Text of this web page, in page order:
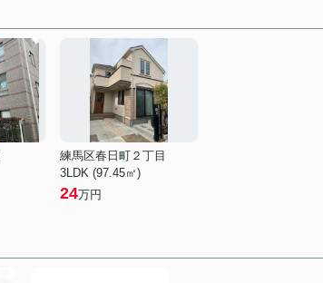
練馬区春日町２丁目
3LDK (97.45㎡)
24万円